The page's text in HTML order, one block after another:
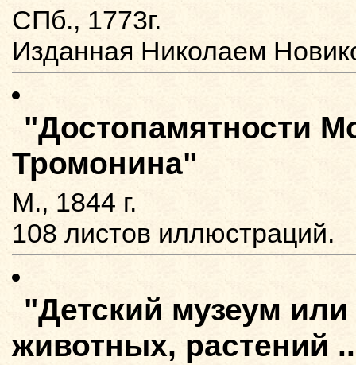
СПб., 1773г.
Изданная Николаем
"Достопамятности
Тромонина"
М., 1844 г.
108 листов иллюстраций.
"Детский музеум
животных, растений